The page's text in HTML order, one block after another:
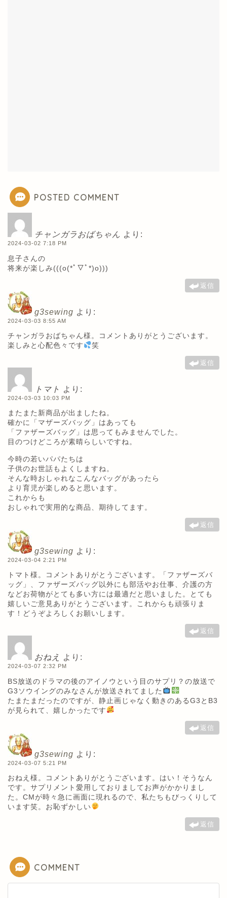
POSTED COMMENT
チャンガラおばちゃん より:
2024-03-02 7:18 PM
息子さんの
将来が楽しみ(((o(*ﾟ▽ﾟ*)o)))
返信
g3sewing より:
2024-03-03 8:55 AM
チャンガラおばちゃん様。コメントありがとうございます。
楽しみと心配色々です
笑
返信
トマト より:
2024-03-03 10:03 PM
またまた新商品が出ましたね。
確かに「マザーズバッグ」はあっても
「ファザーズバッグ」は思ってもみませんでした。
目のつけどころが素晴らしいですね。
今時の若いパパたちは
子供のお世話もよくしますね。
そんな時おしゃれなこんなバッグがあったら
より育児が楽しめると思います。
これからも
おしゃれで実用的な商品、期待してます。
返信
g3sewing より:
2024-03-04 2:21 PM
トマト様。コメントありがとうございます。「ファザーズバ
ッグ」、ファザーズバッグ以外にも部活やお仕事、介護の方
などお荷物がとても多い方には最適だと思いました。とても
嬉しいご意見ありがとうございます。これからも頑張りま
す！どうぞよろしくお願いします。
返信
おねえ より:
2024-03-07 2:32 PM
BS放送のドラマの後のアイノウという目のサプリ？の放送で
G3ソウイングのみなさんが放送されてました
たまたまだったのですが、静止画じゃなく動きのあるG3とB3
が見られて、嬉しかったです
返信
g3sewing より:
2024-03-07 5:21 PM
おねえ様。コメントありがとうございます。はい！そうなん
です。サプリメント愛用しておりましてお声がかかりまし
た。CMが時々急に画面に現れるので、私たちもびっくりして
います笑。お恥ずかしい
返信
COMMENT